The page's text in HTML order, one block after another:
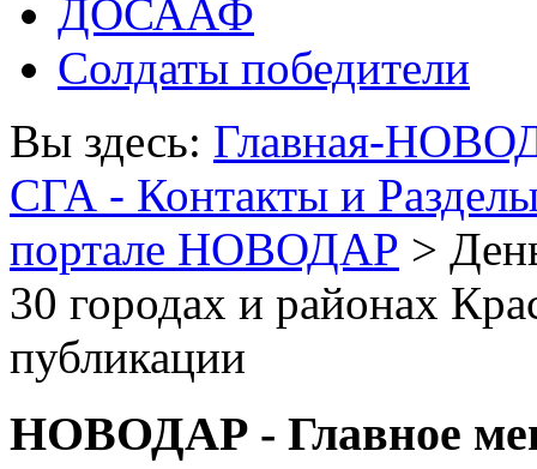
ДОСААФ
Солдаты победители
Вы здесь: Главная-
СГА - Контакты и
портале НОВОДАР >
30 городах и районах
публикации
НОВОДАР - Главное